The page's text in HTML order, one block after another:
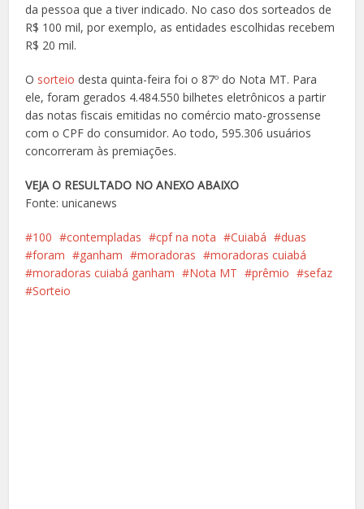
da pessoa que a tiver indicado. No caso dos sorteados de
R$ 100 mil, por exemplo, as entidades escolhidas recebem
R$ 20 mil.
O sorteio desta quinta-feira foi o 87º do Nota MT. Para
ele, foram gerados 4.484.550 bilhetes eletrônicos a partir
das notas fiscais emitidas no comércio mato-grossense
com o CPF do consumidor. Ao todo, 595.306 usuários
concorreram às premiações.
VEJA O RESULTADO NO ANEXO ABAIXO
Fonte: unicanews
100 contempladas cpf na nota Cuiabá
duas
foram
ganham moradoras
moradoras cuiabá
moradoras cuiabá ganham
Nota MT prêmio
sefaz
Sorteio